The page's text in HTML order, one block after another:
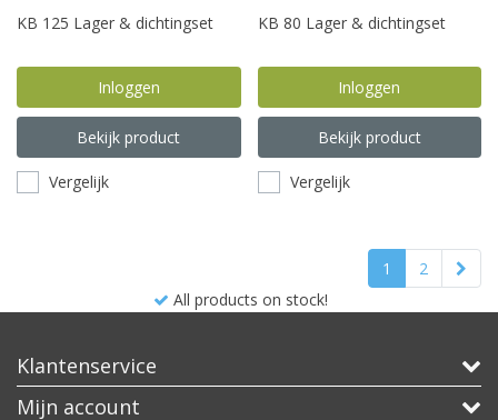
KB 125 Lager & dichtingset
Inloggen
Bekijk product
Vergelijk
KB 80 Lager & dichtingset
Inloggen
Bekijk product
Vergelijk
1
2
Best product, better price!
Klantenservice
Mijn account